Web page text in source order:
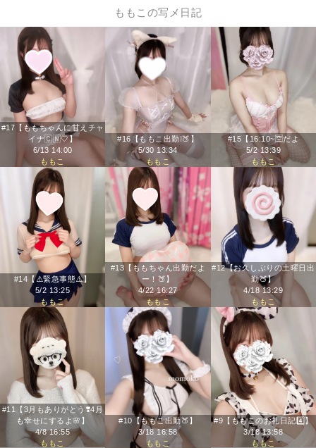
ももこの写メ日記
#17【ももちゃんに甘えチャ
イナ🇨🇳🤍】
6/13 14:00
ももこ
#16【ももこ出勤❕🍑】
5/30 13:34
ももこ
#15【16:10~🈳だよ
5/2 13:39
ももこ
#14【⚠️緊急事態⚠️】
5/2 13:25
ももこ
#13【ももちゃん出勤だよ
ー！🍑】
4/22 16:27
ももこ
#12【お久しぶりの土曜日出
勤🍑】
4/18 13:29
ももこ
#11【3月もありがとう❣️4月
も幸せにするよ🌸】
4/8 16:55
ももこ
#10【ももこ出勤🍑】
3/18 16:58
ももこ
#9【ももこのお礼日記4️⃣】
3/18 13:58
ももこ